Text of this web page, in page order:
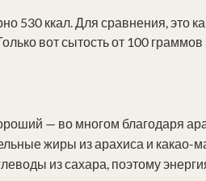
530 ккал. Для сравнения, это
вот сытость от 100
— во многом благодаря
жиры из арахиса и какао-
из сахара, поэтому